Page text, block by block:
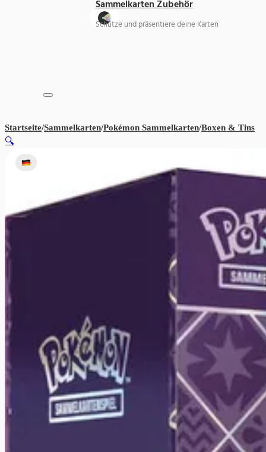
Sammelkarten Zubehör
Schütze und präsentiere deine Karten
Startseite/Sammelkarten/Pokémon Sammelkarten/Boxen & Tins
🔍